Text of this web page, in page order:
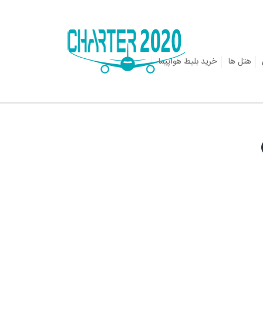
هتل ها
خرید بلیط هواپیما